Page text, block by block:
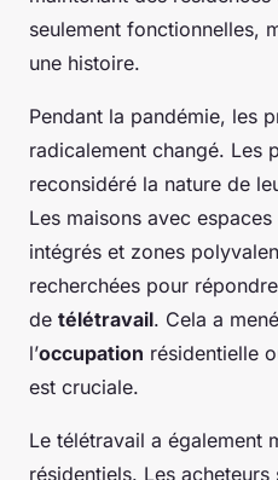
seulement fonctionnelles,
une histoire.
Pendant la pandémie, les
radicalement changé. Les
reconsidéré la nature de
Les maisons avec
intégrés et zones
recherchées pour
de télétravail. Cela a
l’occupation résidentielle
est cruciale.
Le télétravail a également
résidentiels. Les